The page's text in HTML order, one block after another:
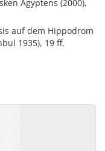
Ägyptens (2000),
auf dem Hippodrom
1935), 19 ff.